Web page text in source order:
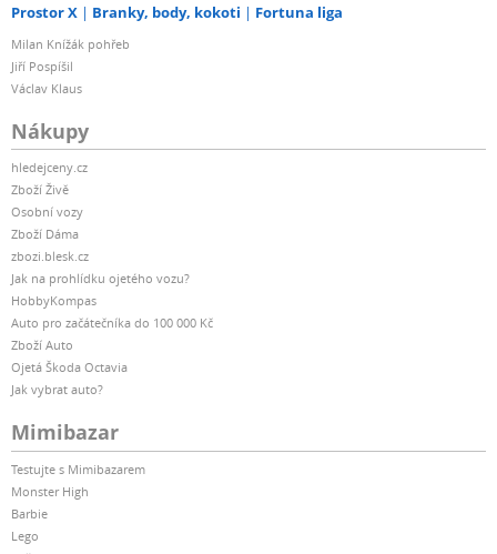
Prostor X Branky, body, kokoti Fortuna liga
Milan Knížák pohřeb
Jiří Pospíšil
Václav Klaus
Nákupy
hledejceny.cz
Zboží Živě
Osobní vozy
Zboží Dáma
zbozi.blesk.cz
Jak na prohlídku ojetého vozu?
HobbyKompas
Auto pro začátečníka do 100 000 Kč
Zboží Auto
Ojetá Škoda Octavia
Jak vybrat auto?
Mimibazar
Testujte s Mimibazarem
Monster High
Barbie
Lego